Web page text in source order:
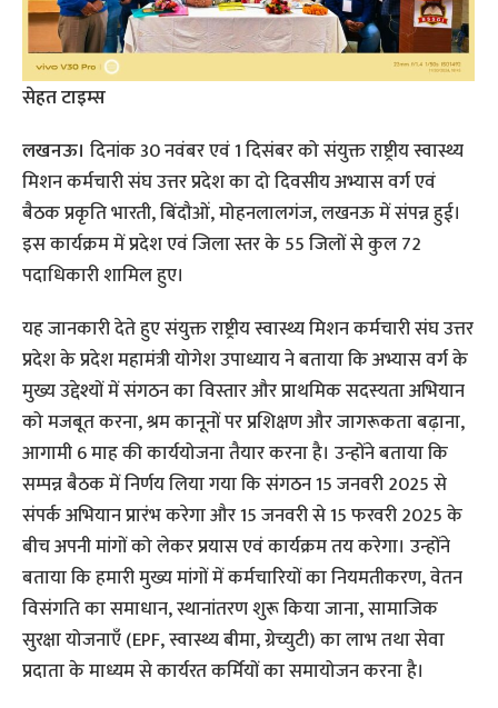
सेहत टाइम्स
लखनऊ। दिनांक 30 नवंबर एवं 1 दिसंबर को संयुक्त राष्ट्रीय स्वास्थ्य
मिशन कर्मचारी संघ उत्तर प्रदेश का दो दिवसीय अभ्यास वर्ग एवं
बैठक प्रकृति भारती, बिंदौओं, मोहनलालगंज, लखनऊ में संपन्न हुई।
इस कार्यक्रम में प्रदेश एवं जिला स्तर के 55 जिलों से कुल 72
पदाधिकारी शामिल हुए।
यह जानकारी देते हुए संयुक्त राष्ट्रीय स्वास्थ्य मिशन कर्मचारी संघ उत्तर
प्रदेश के प्रदेश महामंत्री योगेश उपाध्याय ने बताया कि अभ्यास वर्ग के
मुख्य उद्देश्यों में संगठन का विस्तार और प्राथमिक सदस्यता अभियान
को मजबूत करना, श्रम कानूनों पर प्रशिक्षण और जागरूकता बढ़ाना,
आगामी 6 माह की कार्ययोजना तैयार करना है। उन्होंने बताया कि
सम्पन्न बैठक में निर्णय लिया गया कि संगठन 15 जनवरी 2025 से
संपर्क अभियान प्रारंभ करेगा और 15 जनवरी से 15 फरवरी 2025 के
बीच अपनी मांगों को लेकर प्रयास एवं कार्यक्रम तय करेगा। उन्होंने
बताया कि हमारी मुख्य मांगों में कर्मचारियों का नियमतीकरण, वेतन
विसंगति का समाधान, स्थानांतरण शुरू किया जाना, सामाजिक
सुरक्षा योजनाएँ (EPF, स्वास्थ्य बीमा, ग्रेच्युटी) का लाभ तथा सेवा
प्रदाता के माध्यम से कार्यरत कर्मियों का समायोजन करना है।